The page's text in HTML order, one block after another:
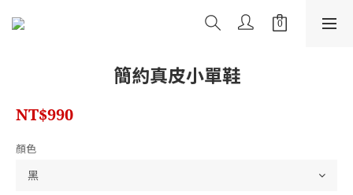
簡約真皮小單鞋
NT$990
顏色